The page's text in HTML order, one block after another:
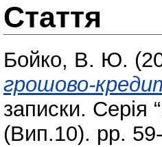
Стаття
Бойко, В. Ю.
грошово-
записки. Серія
(Вип.10). pp.